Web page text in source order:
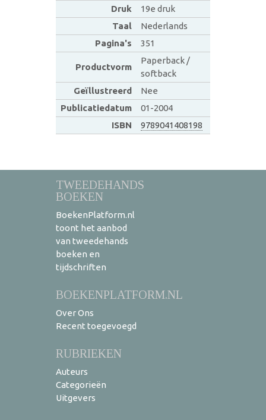
Druk
19e druk
Taal
Nederlands
Pagina's
351
Productvorm
Paperback /
softback
Geïllustreerd
Nee
Publicatiedatum
01-2004
ISBN
9789041408198
TWEEDEHANDS
BOEKEN
BoekenPlatform.nl
toont het aanbod
van tweedehands
boeken en
tijdschriften
BOEKENPLATFORM.NL
Over Ons
Recent toegevoegd
RUBRIEKEN
Auteurs
Categorieën
Uitgevers